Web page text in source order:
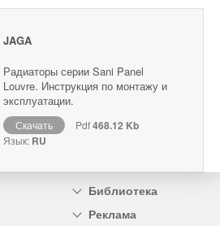
JAGA
Радиаторы серии Sani Panel
Louvre. Инструкция по монтажу и
эксплуатации.
Скачать Pdf468.12 Kb
Язык: RU
Библиотека
Реклама